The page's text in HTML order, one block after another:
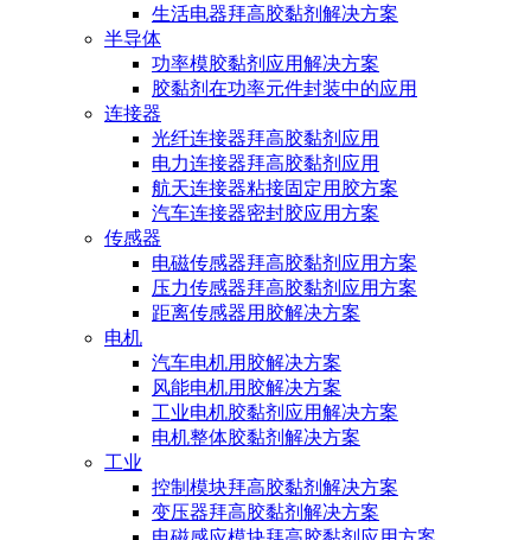
生活电器拜高胶黏剂解决方案
半导体
功率模胶黏剂应用解决方案
胶黏剂在功率元件封装中的应用
连接器
光纤连接器拜高胶黏剂应用
电力连接器拜高胶黏剂应用
航天连接器粘接固定用胶方案
汽车连接器密封胶应用方案
传感器
电磁传感器拜高胶黏剂应用方案
压力传感器拜高胶黏剂应用方案
距离传感器用胶解决方案
电机
汽车电机用胶解决方案
风能电机用胶解决方案
工业电机胶黏剂应用解决方案
电机整体胶黏剂解决方案
工业
控制模块拜高胶黏剂解决方案
变压器拜高胶黏剂解决方案